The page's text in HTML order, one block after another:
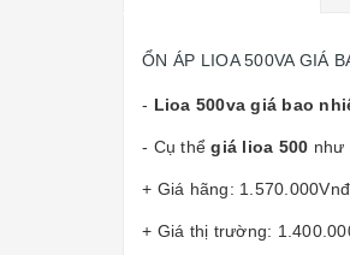
ỔN ÁP LIOA 500VA GIÁ
- Lioa 500va giá bao
- Cụ thểgiá lioa 500 như
+ Giá hãng: 1.570.000Vnđ
+ Giá thị trường: